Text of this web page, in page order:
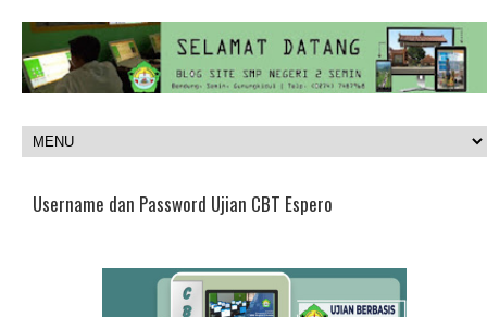
Username dan Password Ujian CBT Espero